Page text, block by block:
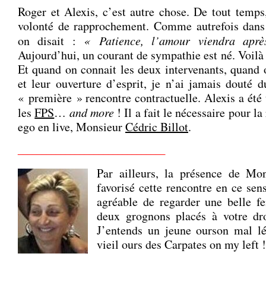
Roger et Alexis, c’est autre chose. De tout
volonté de rapprochement. Comme autrefois
on disait : « Patience, l’amour viendra
Aujourd’hui, un courant de sympathie est né.
Et quand on connait les deux intervenants,
et leur ouverture d’esprit, je n’ai jamais douté
« première » rencontre contractuelle. Alexis a
lesFPS… and more! Il a fait le nécessaire pour la
ego en live, MonsieurCédric Billot.
Par ailleurs, la présence de
favorisé cette rencontre en ce
agréable de regarder une belle
deux grognons placés à votre
J’entends un jeune ourson mal
vieil ours des Carpates on my left !